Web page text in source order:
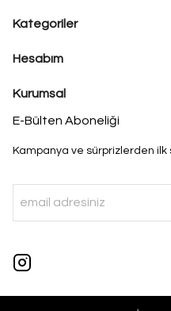
Kategoriler
Hesabım
Kurumsal
E-Bülten Aboneliği
Kampanya ve sürprizlerden ilk